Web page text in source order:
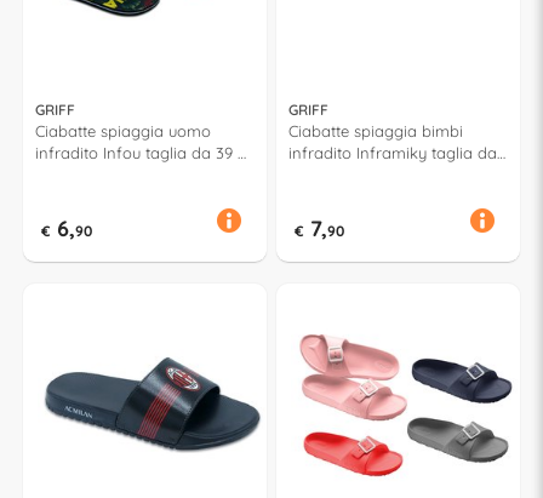
GRIFF
Ciabatte spiaggia uomo
infradito Infou taglia da 39 a
€ 6,90
GRIFF
Ciabatte spiaggia bimbi
infradito Inframiky taglia da
€ 7,90